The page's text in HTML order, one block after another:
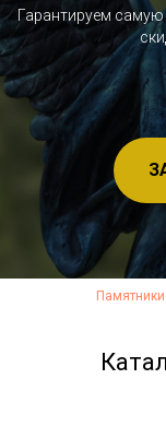
Гарантируем